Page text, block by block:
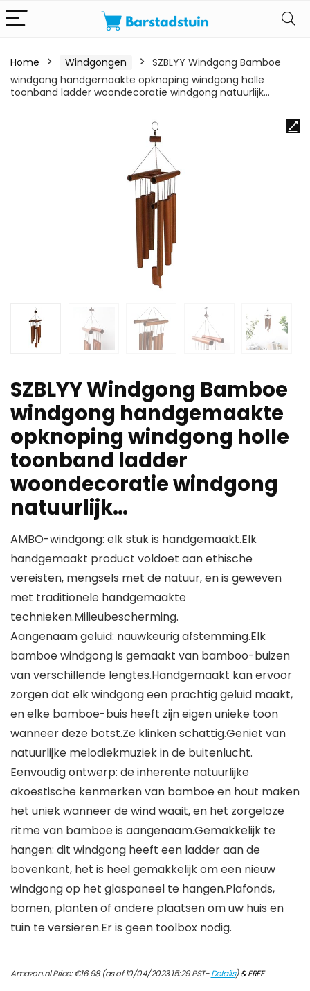
Home Windgongen
SZBLYY Windgong Bamboe
windgong handgemaakte opknoping windgong holle
toonband ladder woondecoratie windgong natuurlijk…
SZBLYY Windgong Bamboe
windgong handgemaakte
opknoping windgong holle
toonband ladder
woondecoratie windgong
natuurlijk…
AMBO-windgong: elk stuk is handgemaakt.Elk
handgemaakt product voldoet aan ethische
vereisten, mengsels met de natuur, en is geweven
met traditionele handgemaakte
technieken.Milieubescherming.
Aangenaam geluid: nauwkeurig afstemming.Elk
bamboe windgong is gemaakt van bamboo-buizen
van verschillende lengtes.Handgemaakt kan ervoor
zorgen dat elk windgong een prachtig geluid maakt,
en elke bamboe-buis heeft zijn eigen unieke toon
wanneer deze botst.Ze klinken schattig.Geniet van
natuurlijke melodiekmuziek in de buitenlucht.
Eenvoudig ontwerp: de inherente natuurlijke
akoestische kenmerken van bamboe en hout maken
het uniek wanneer de wind waait, en het zorgeloze
ritme van bamboe is aangenaam.Gemakkelijk te
hangen: dit windgong heeft een ladder aan de
bovenkant, het is heel gemakkelijk om een ​​nieuw
windgong op het glaspaneel te hangen.Plafonds,
bomen, planten of andere plaatsen om uw huis en
tuin te versieren.Er is geen toolbox nodig.
Amazon.nl Price:€16.98(as of 10/04/2023 15:29 PST-Details)&FREE